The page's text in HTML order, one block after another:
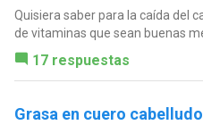
Quisiera saber para la caída del
de vitaminas que sean buenas
17 respuestas
Grasa en cuero cabelludo